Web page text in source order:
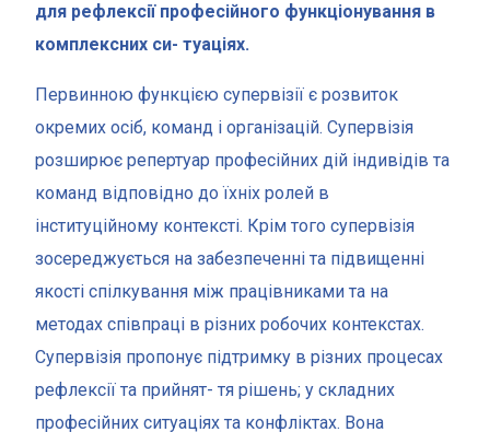
для рефлексії професійного функціонування в
комплексних си- туаціях.
Первинною функцією супервізії є розвиток
окремих осіб, команд і організацій. Супервізія
розширює репертуар професійних дій індивідів та
команд відповідно до їхніх ролей в
інституційному контексті. Крім того супервізія
зосереджується на забезпеченні та підвищенні
якості спілкування між працівниками та на
методах співпраці в різних робочих контекстах.
Супервізія пропонує підтримку в різних процесах
рефлексії та прийнят- тя рішень; у складних
професійних ситуаціях та конфліктах. Вона